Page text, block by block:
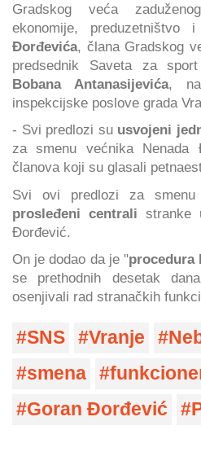
Gradskog veća
ekonomije, preduzetništvo
Đorđevića, člana Gradskog
predsednik Saveta za
Bobana Antanasijevića,
inspekcijske poslove grada
- Svi predlozi su usvojeni
za smenu većnika
članova koji su glasali
Svi ovi predlozi za
prosleđeni centrali stranke
Đorđević.
On je dodao da je "procedura
se prethodnih desetak
osenjivali rad stranačkih
SNS Vranje
smena
Goran Đorđević